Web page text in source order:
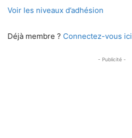
Voir les niveaux d’adhésion
Déjà membre ? Connectez-vous ici
- Publicité -